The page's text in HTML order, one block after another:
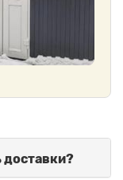
доставки?